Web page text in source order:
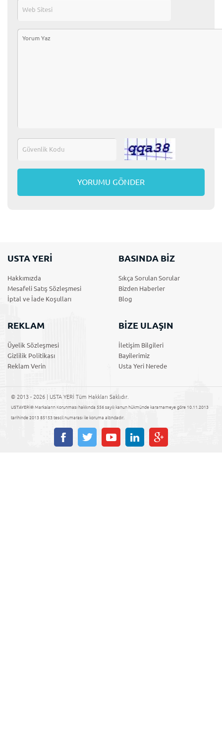
USTA YERİ
Hakkımızda
Mesafeli Satış Sözleşmesi
İptal ve İade Koşulları
BASINDA BİZ
Sıkça Sorulan Sorular
Bizden Haberler
Blog
REKLAM
Üyelik Sözleşmesi
Gizlilik Politikası
Reklam Verin
BİZE ULAŞIN
İletişim Bilgileri
Bayilerimiz
Usta Yeri Nerede
© 2013 - 2026 | USTA YERİ Tüm Hakkları Saklıdır.
USTAYERİ® Markaların Korunması hakkında 556 sayılı kanun hükmünde kararnameye göre 10.11.2013
tarihinde 2013 85153 tescil numarası ile koruma altındadır.